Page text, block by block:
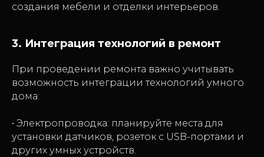
создания мебели и отделки интерьеров.
3. Интеграция технологий в ремонт
При проведении ремонта важно учитывать
возможность интеграции технологий умного
дома:
• Электропроводка: планируйте места для
установки датчиков, розеток с USB-портами и
других умных устройств.